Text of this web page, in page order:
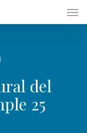
del
25